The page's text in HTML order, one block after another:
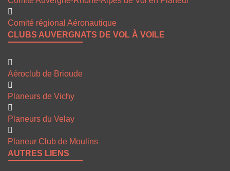
Comité régional Aéronautique
CLUBS AUVERGNATS DE VOL À VOILE
Aéroclub de Brioude
Planeurs de Vichy
Planeurs du Velay
Planeur Club de Moulins
AUTRES LIENS